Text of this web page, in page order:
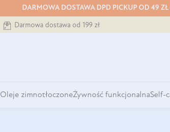
DARMOWA DOSTAWA DPD PICKUP OD 49
Darmowa dostawa od 199 zł
Oleje zimnotłoczoneŻywność funkcjonalnaSelf-